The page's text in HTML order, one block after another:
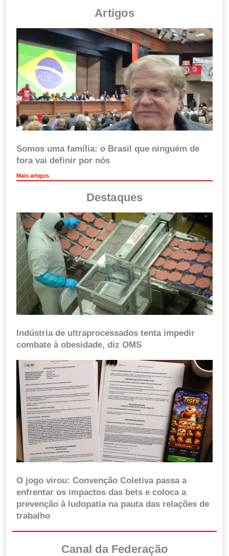
Artigos
Somos uma família: o Brasil que ninguém de
fora vai definir por nós
Mais artigos
Destaques
Indústria de ultraprocessados tenta impedir
combate à obesidade, diz OMS
O jogo virou: Convenção Coletiva passa a
enfrentar os impactos das bets e coloca a
prevenção à ludopatia na pauta das relações de
trabalho
Canal da Federação